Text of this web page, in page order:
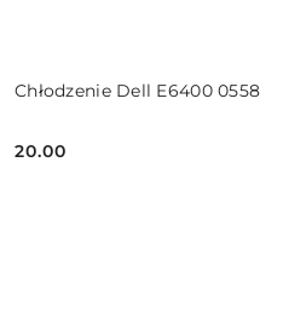
Chłodzenie Dell E6400 0558
Cena:
20.00